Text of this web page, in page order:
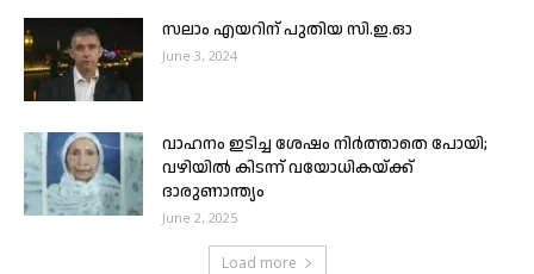
സ​ലാം എ​യ​റിന് പുതിയ സി.ഇ.ഓ
June 3, 2024
വാഹനം ഇടിച്ച ശേഷം നിർത്താതെ പോയി;
വഴിയിൽ കിടന്ന് വയോധികയ്ക്ക്
ദാരുണാന്ത്യം
June 2, 2025
Load more